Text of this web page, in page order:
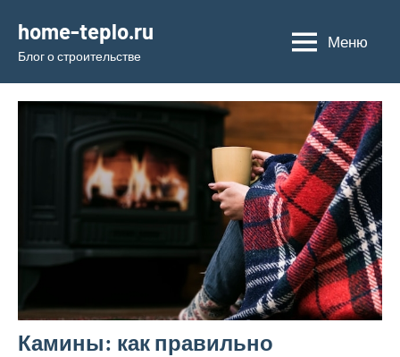
содержимому
home-teplo.ru
Блог о строительстве
Меню
Камины: как правильно